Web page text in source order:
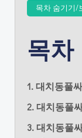
목차 숨기기/
목차
1. 대치동풀
2. 대치동풀
3. 대치동풀